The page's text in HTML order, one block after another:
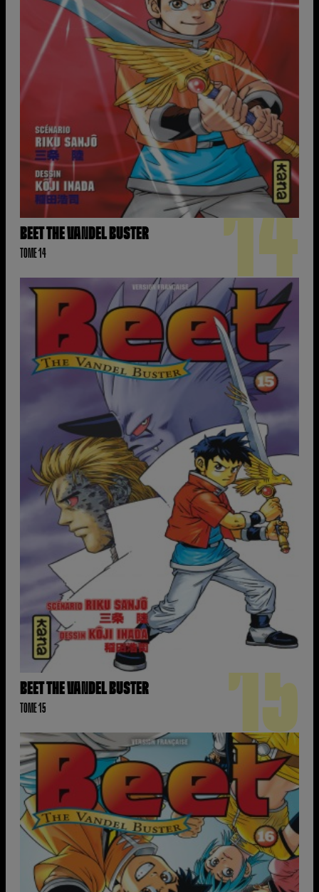
BEET THE VANDEL BUSTER
TOME 14 14
BEET THE VANDEL BUSTER
TOME 15 15